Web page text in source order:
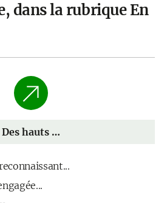
dans la rubrique En
Des hauts …